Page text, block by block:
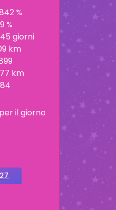
%
%
giorni
km
km
il giorno